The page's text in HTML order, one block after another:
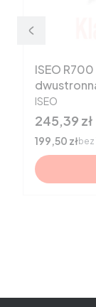
ISEO
PRODUCENT
ISEO
Cena
245,39 zł
Cena
199,50 złbez